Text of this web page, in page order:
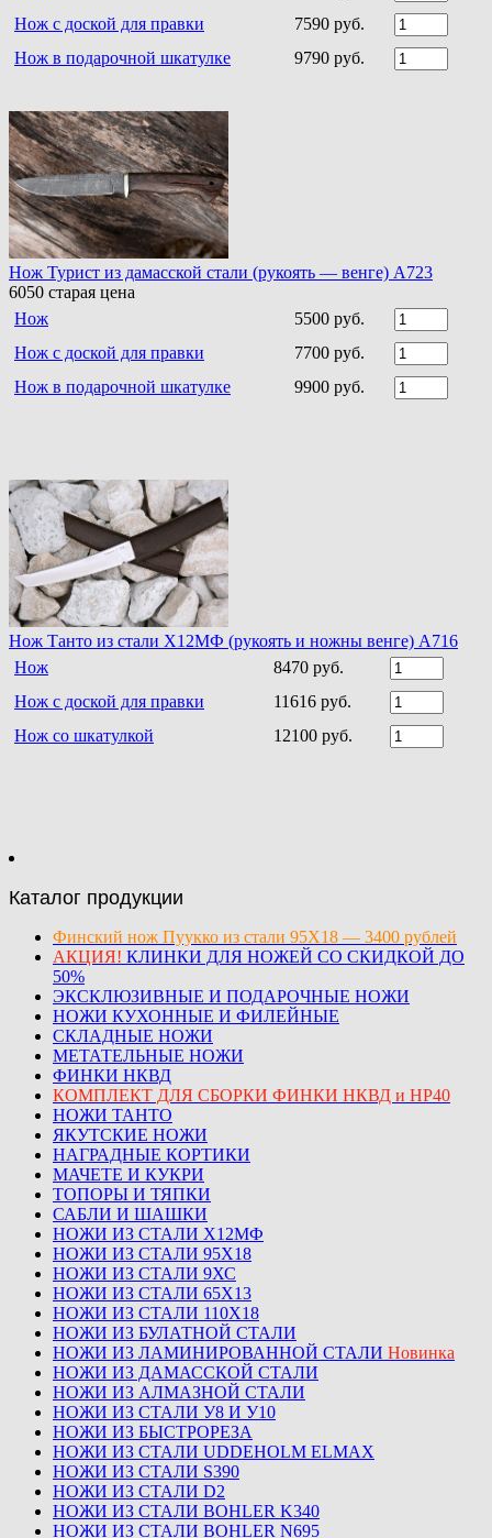
Нож с доской для правки
7590 руб.
Нож в подарочной шкатулке
9790 руб.
Нож Турист из дамасской стали (рукоять — венге) A723
6050 старая цена
Нож
5500 руб.
Нож с доской для правки
7700 руб.
Нож в подарочной шкатулке
9900 руб.
Нож Танто из стали Х12МФ (рукоять и ножны венге) A716
Нож
8470 руб.
Нож с доской для правки
11616 руб.
Нож со шкатулкой
12100 руб.
Каталог продукции
Финский нож Пуукко из стали 95Х18 — 3400 рублей
АКЦИЯ! КЛИНКИ ДЛЯ НОЖЕЙ СО СКИДКОЙ ДО
50%
ЭКСКЛЮЗИВНЫЕ И ПОДАРОЧНЫЕ НОЖИ
НОЖИ КУХОННЫЕ И ФИЛЕЙНЫЕ
СКЛАДНЫЕ НОЖИ
МЕТАТЕЛЬНЫЕ НОЖИ
ФИНКИ НКВД
КОМПЛЕКТ ДЛЯ СБОРКИ ФИНКИ НКВД и НР40
НОЖИ ТАНТО
ЯКУТСКИЕ НОЖИ
НАГРАДНЫЕ КОРТИКИ
МАЧЕТЕ И КУКРИ
ТОПОРЫ И ТЯПКИ
САБЛИ И ШАШКИ
НОЖИ ИЗ СТАЛИ Х12МФ
НОЖИ ИЗ СТАЛИ 95Х18
НОЖИ ИЗ СТАЛИ 9ХС
НОЖИ ИЗ СТАЛИ 65Х13
НОЖИ ИЗ СТАЛИ 110Х18
НОЖИ ИЗ БУЛАТНОЙ СТАЛИ
НОЖИ ИЗ ЛАМИНИРОВАННОЙ СТАЛИ Новинка
НОЖИ ИЗ ДАМАССКОЙ СТАЛИ
НОЖИ ИЗ АЛМАЗНОЙ СТАЛИ
НОЖИ ИЗ СТАЛИ У8 И У10
НОЖИ ИЗ БЫСТРОРЕЗА
НОЖИ ИЗ СТАЛИ UDDEHOLM ELMAX
НОЖИ ИЗ СТАЛИ S390
НОЖИ ИЗ СТАЛИ D2
НОЖИ ИЗ СТАЛИ BOHLER K340
НОЖИ ИЗ СТАЛИ BOHLER N695